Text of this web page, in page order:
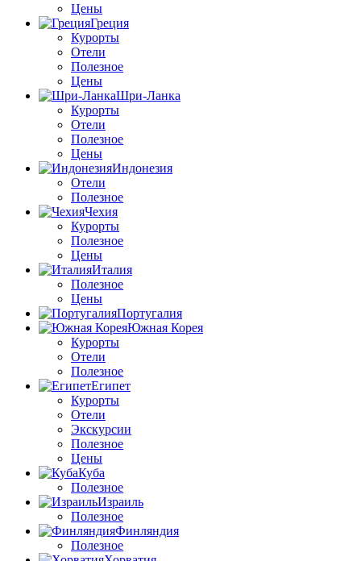
Цены
Греция
Курорты
Отели
Полезное
Цены
Шри-Ланка
Курорты
Отели
Полезное
Цены
Индонезия
Отели
Полезное
Чехия
Курорты
Полезное
Цены
Италия
Полезное
Цены
Португалия
Южная Корея
Курорты
Отели
Полезное
Египет
Курорты
Отели
Экскурсии
Полезное
Цены
Куба
Полезное
Израиль
Полезное
Финляндия
Полезное